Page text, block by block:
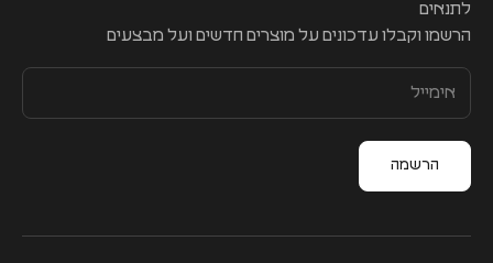
לתנאים
הרשמו וקבלו עדכונים על מוצרים חדשים ועל מבצעים
הרשמה